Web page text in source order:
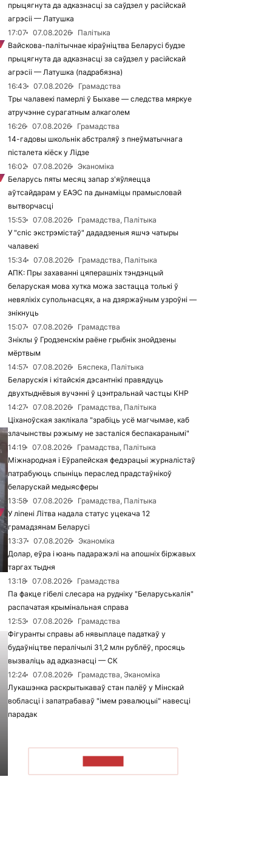
прыцягнута да адказнасці за саўдзел у расійскай
агрэсіі — Латушка
17:07
07.08.2026
Палітыка
Вайскова-палітычнае кіраўніцтва Беларусі будзе
прыцягнута да адказнасці за саўдзел у расійскай
агрэсіі — Латушка (падрабязна)
16:43
07.08.2026
Грамадства
Тры чалавекі памерлі ў Быхаве — следства мяркуе
атручэнне сурагатным алкаголем
16:26
07.08.2026
Грамадства
14-гадовы школьнік абстраляў з пнеўматычнага
пісталета кіёск у Лідзе
16:02
07.08.2026
Эканоміка
Беларусь пяты месяц запар з'яўляецца
аўтсайдарам у ЕАЭС па дынаміцы прамысловай
вытворчасці
15:53
07.08.2026
Грамадства, Палітыка
У "спіс экстрэмістаў" дададзеныя яшчэ чатыры
чалавекі
15:34
07.08.2026
Грамадства, Палітыка
АПК: Пры захаванні цяперашніх тэндэнцый
беларуская мова хутка можа застацца толькі ў
невялікіх супольнасцях, а на дзяржаўным узроўні —
знікнуць
15:07
07.08.2026
Грамадства
Зніклы ў Гродзенскім раёне грыбнік знойдзены
мёртвым
14:57
07.08.2026
Бяспека, Палітыка
Беларускія і кітайскія дэсантнікі правядуць
двухтыднёвыя вучэнні ў цэнтральнай частцы КНР
14:27
07.08.2026
Грамадства, Палітыка
Ціханоўская заклікала "зрабіць усё магчымае, каб
злачынствы рэжыму не засталіся беспакаранымі"
14:19
07.08.2026
Грамадства, Палітыка
Міжнародная і Еўрапейская федэрацыі журналістаў
патрабуюць спыніць пераслед прадстаўнікоў
беларускай медыясферы
13:58
07.08.2026
Грамадства, Палітыка
У ліпені Літва надала статус уцекача 12
грамадзянам Беларусі
13:37
07.08.2026
Эканоміка
Долар, еўра і юань падаражэлі на апошніх біржавых
таргах тыдня
13:18
07.08.2026
Грамадства
Па факце гібелі слесара на рудніку "Беларуськалія"
распачатая крымінальная справа
12:53
07.08.2026
Грамадства
Фігуранты справы аб нявыплаце падаткаў у
будаўніцтве пералічылі 31,2 млн рублёў, просяць
вызваліць ад адказнасці — СК
12:24
07.08.2026
Грамадства, Эканоміка
Лукашэнка раскрытыкаваў стан палёў у Мінскай
вобласці і запатрабаваў "імем рэвалюцыі" навесці
парадак